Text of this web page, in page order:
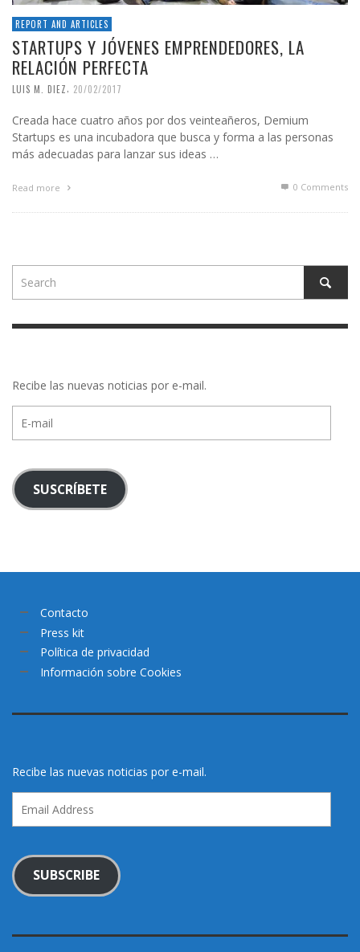
REPORT AND ARTICLES
STARTUPS Y JÓVENES EMPRENDEDORES, LA
RELACIÓN PERFECTA
LUIS M. DIEZ, 20/02/2017
Creada hace cuatro años por dos veinteañeros, Demium
Startups es una incubadora que busca y forma a las personas
más adecuadas para lanzar sus ideas …
Read more 0 Comments
Recibe las nuevas noticias por e-mail.
mail
SUSCRÍBETE
Contacto
Press kit
Política de privacidad
Información sobre Cookies
Recibe las nuevas noticias por e-mail.
Address
SUBSCRIBE